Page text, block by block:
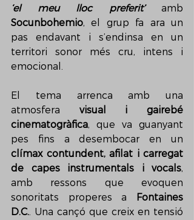
‘el meu lloc preferit’
Socunbohemio, el grup fa ara un
pas endavant i s’endinsa en un
territori sonor més cru, intens i
emocional.
El tema arrenca amb una
atmosfera visual i gairebé
cinematogràfica, que va guanyant
clímax contundent, afilat i carregat
de capes instrumentals i vocals,
amb ressons que evoquen
sonoritats properes a
Fontaines
D.C.. Una cançó que creix en tensió